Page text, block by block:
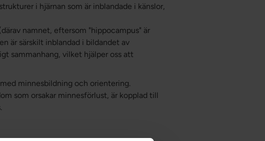
i hjärnan som är inblandade i känslor,
namnet, eftersom "hippocampus" är
är särskilt inblandad i bildandet av
sammanhang, vilket hjälper oss att
minnesbildning och orientering.
som orsakar minnesförlust, är kopplad till